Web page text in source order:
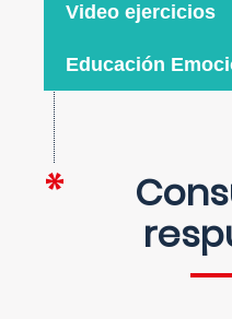
Video ejercicios
Educación